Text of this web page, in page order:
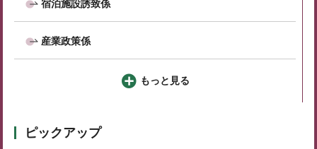
宿泊施設誘致係
産業政策係
もっと見る
ピックアップ